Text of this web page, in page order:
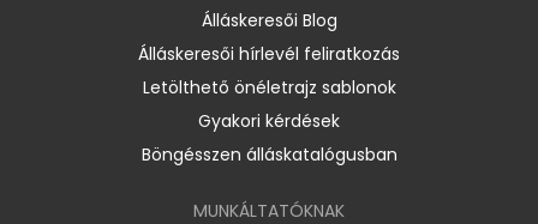
Álláskeresői Blog
Álláskeresői hírlevél feliratkozás
Letölthető önéletrajz sablonok
Gyakori kérdések
Böngésszen álláskatalógusban
MUNKÁLTATÓKNAK